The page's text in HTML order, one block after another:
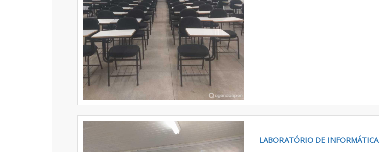
LABORATÓRIO DE INFORMÁTICA